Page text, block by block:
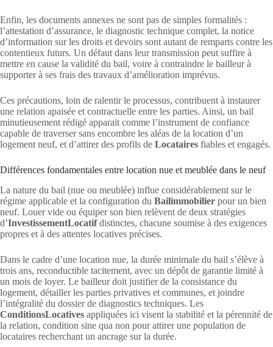
Enfin, les documents annexes ne sont pas de simples formalités :
l’attestation d’assurance, le diagnostic technique complet, la notice
d’information sur les droits et devoirs sont autant de remparts contre les
contentieux futurs. Un défaut dans leur transmission peut suffire à
mettre en cause la validité du bail, voire à contraindre le bailleur à
supporter à ses frais des travaux d’amélioration imprévus.
Ces précautions, loin de ralentir le processus, contribuent à instaurer
une relation apaisée et contractuelle entre les parties. Ainsi, un bail
minutieusement rédigé apparait comme l’instrument de confiance
capable de traverser sans encombre les aléas de la location d’un
logement neuf, et d’attirer des profils de Locataires fiables et engagés.
Différences fondamentales entre location nue et meublée dans le neuf
La nature du bail (nue ou meublée) influe considérablement sur le
régime applicable et la configuration du Bailimmobilier pour un bien
neuf. Louer vide ou équiper son bien relèvent de deux stratégies
d’InvestissementLocatifdistinctes, chacune soumise à des exigences
propres et à des attentes locatives précises.
Dans le cadre d’une location nue, la durée minimale du bail s’élève à
trois ans, reconductible tacitement, avec un dépôt de garantie limité à
un mois de loyer. Le bailleur doit justifier de la consistance du
logement, détailler les parties privatives et communes, et joindre
l’intégralité du dossier de diagnostics techniques. Les
ConditionsLocatives appliquées ici visent la stabilité et la pérennité de
la relation, condition sine qua non pour attirer une population de
locataires recherchant un ancrage sur la durée.